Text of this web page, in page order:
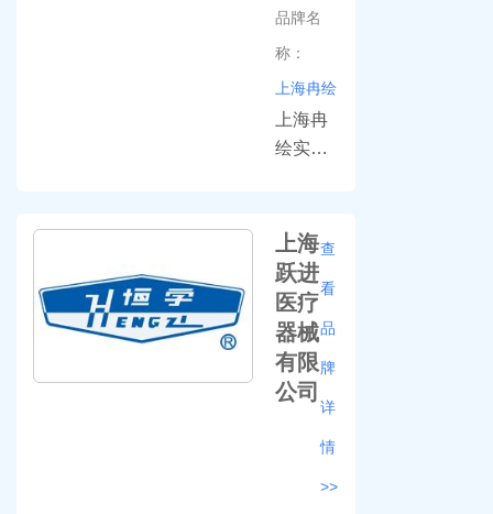
的必备
仪器
兰格产
品有蠕
动泵,恒
流泵,注
射泵,微
统,ODM
蠕动泵,
蠕动泵
头,蠕动
泵软管,
附件等,
品牌名
称：
上海冉绘
上海冉
绘实业
于上海
嘉定，
主要从
事实验
室仪器
的研
发、生
营产品
上海
跃进
医疗
器械
有限
公司
查
看
品
牌
详
情
>>